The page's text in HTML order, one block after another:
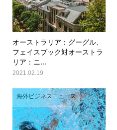
オーストラリア：グーグル、
フェイスブック対オーストラ
リア：ニ...
2021.02.19
海外ビジネスニュース